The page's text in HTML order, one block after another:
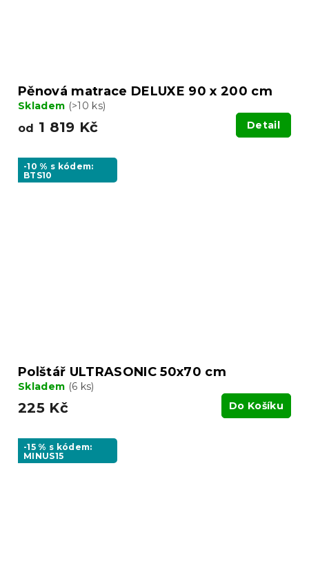
Pěnová matrace DELUXE 90 x 200 cm
Skladem (>10 ks)
od 1 819 Kč Detail
-10 % s kódem:
BTS10
Polštář ULTRASONIC 50x70 cm
Skladem (6 ks)
225 Kč Do Košíku
-15 % s kódem:
MINUS15